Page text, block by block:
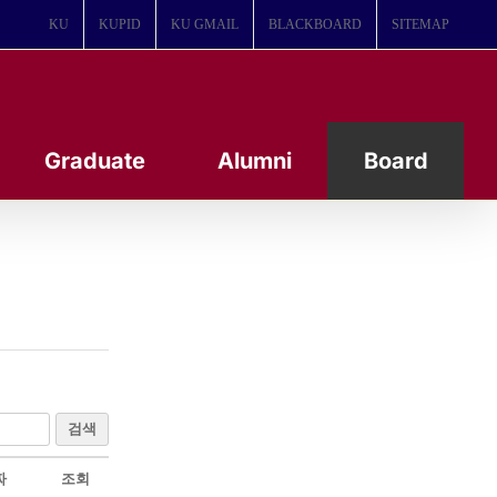
KU KUPID KU GMAIL BLACKBOARD SITEMAP
Graduate Alumni Board
검색
조회